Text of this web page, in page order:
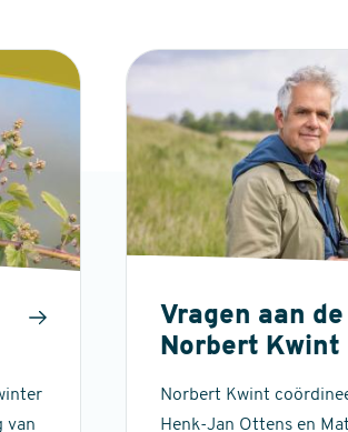
van
Vragen aan de
Norbert Kwint
Norbert Kwint
Henk-Jan Ottens en